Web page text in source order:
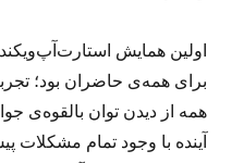
اولین همایش
برای همه‌ی حاضران بود؛
همه از دیدن توان بالقوه‌ی
آینده با وجود تمام مشکلات